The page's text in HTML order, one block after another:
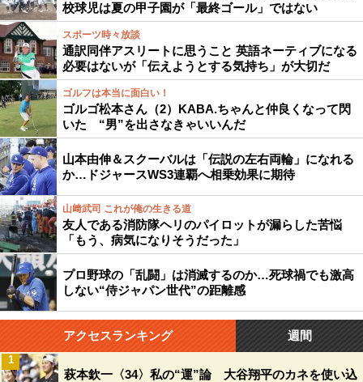
校球児は夏の甲子園が「最終ゴール」ではない
スポーツ時々放談
通訳同伴アスリートに思うこと 英語ネーティブになる
必要はないが「伝えようとする気持ち」が大切だ
ゴルフは本当に面白い！
ゴルゴ松本さん（2）KABA.ちゃんと仲良くなって閃
いた “男”を出さなきゃいいんだ
山本由伸＆スクーバルは「伝説の左右両輪」になれる
か…ドジャースWS3連覇へ相乗効果に期待
山﨑武司 これが俺の生きる道
友人である消防隊ヘリのパイロットが漏らした苦悩
「もう、病気になりそうだった」
プロ野球の「乱闘」は消滅するのか…死球禍でも激高
しない“侍ジャパン世代”の距離感
アクセスランキング 週間
萩本欽一〈34〉私の“運”論 大谷翔平のカネを使い込
1